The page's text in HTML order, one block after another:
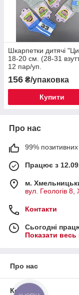
Шкарпетки дитячі
18-20 см. (28-31
12 пар/уп.
156 ₴/упаковка
Купити
Про нас
99% позитивних
Працює з
м.
вул. Геологів
Контакти
Сьогодні
Показати весь
Про нас
Контакти